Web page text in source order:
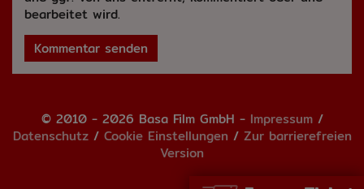
bearbeitet wird.
Kommentar senden
© 2010 - 2026 Basa Film GmbH - Impressum/
Datenschutz/ Cookie Einstellungen / Zur barrierefreien
Version